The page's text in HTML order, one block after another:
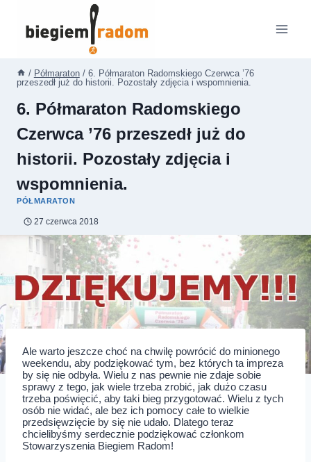
/ Półmaraton / 6. Półmaraton Radomskiego Czerwca ’76
przeszedł już do historii. Pozostały zdjęcia i wspomnienia.
6. Półmaraton Radomskiego
Czerwca ’76 przeszedł już do
historii. Pozostały zdjęcia i
wspomnienia.
PÓŁMARATON
27 czerwca 2018
Ale warto jeszcze choć na chwilę powrócić do minionego
weekendu, aby podziękować tym, bez których ta impreza
by się nie odbyła. Wielu z nas pewnie nie zdaje sobie
sprawy z tego, jak wiele trzeba zrobić, jak dużo czasu
trzeba poświęcić, aby taki bieg przygotować. Wielu z tych
osób nie widać, ale bez ich pomocy całe to wielkie
przedsięwzięcie by się nie udało. Dlatego teraz
chcielibyśmy serdecznie podziękować członkom
Stowarzyszenia Biegiem Radom!